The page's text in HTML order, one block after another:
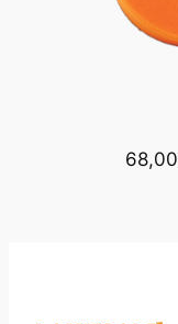
68,00